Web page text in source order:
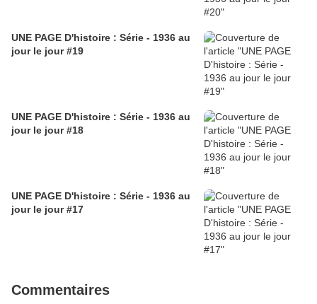
UNE PAGE D'histoire : Série - 1936 au
jour le jour #19
UNE PAGE D'histoire : Série - 1936 au
jour le jour #18
UNE PAGE D'histoire : Série - 1936 au
jour le jour #17
Commentaires